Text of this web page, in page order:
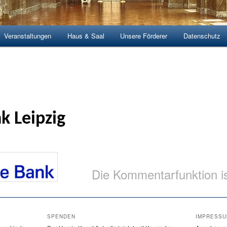
Veranstaltungen Haus & Saal Unsere Förderer Datenschutz
Leipzig
Die Kommentarfunktion
SPENDEN